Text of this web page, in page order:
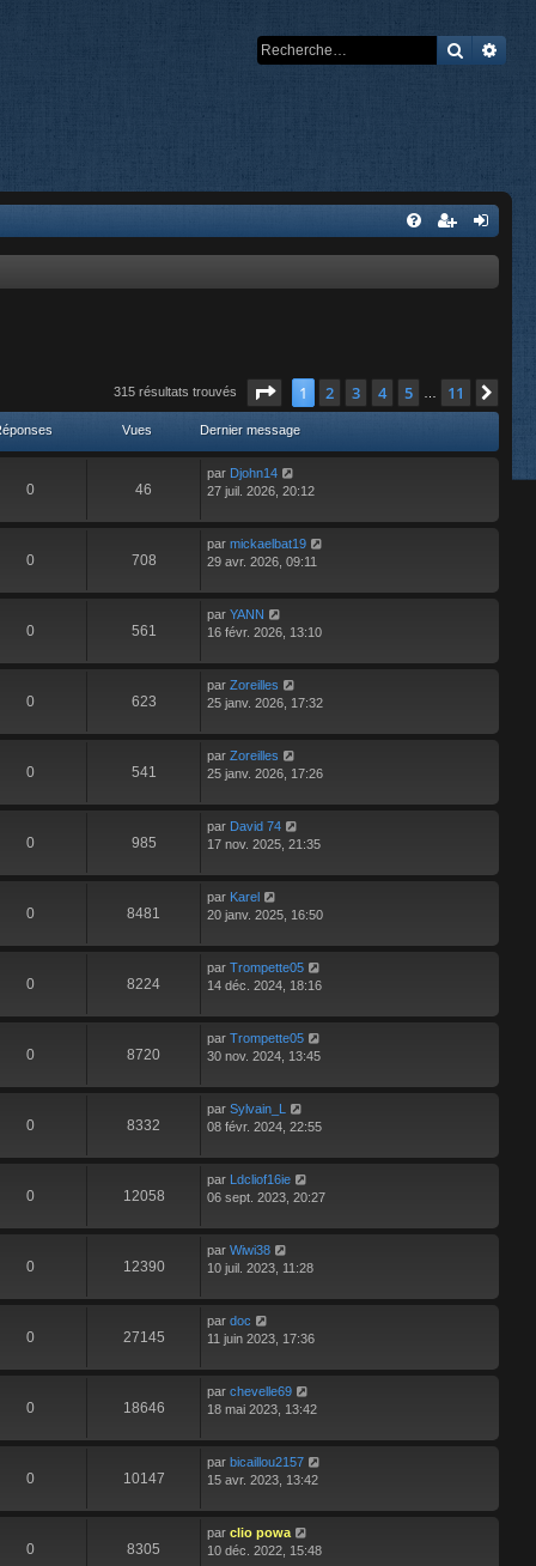
315 résultats trouvés Page sur11
1 2 3 4 5 … 11
Vues Dernier message
0 46
par Djohn14
27 juil. 2026, 20:12
0 708
par mickaelbat19
29 avr. 2026, 09:11
0 561
par YANN
16 févr. 2026, 13:10
0 623
par Zoreilles
25 janv. 2026, 17:32
0 541
par Zoreilles
25 janv. 2026, 17:26
0 985
par David 74
17 nov. 2025, 21:35
0 8481
par Karel
20 janv. 2025, 16:50
0 8224
par Trompette05
14 déc. 2024, 18:16
0 8720
par Trompette05
30 nov. 2024, 13:45
0 8332
par Sylvain_L
08 févr. 2024, 22:55
0 12058
par Ldcliof16ie
06 sept. 2023, 20:27
0 12390
par Wiwi38
10 juil. 2023, 11:28
0 27145
par doc
11 juin 2023, 17:36
0 18646
par chevelle69
18 mai 2023, 13:42
0 10147
par bicaillou2157
15 avr. 2023, 13:42
0 8305
par clio powa
10 déc. 2022, 15:48